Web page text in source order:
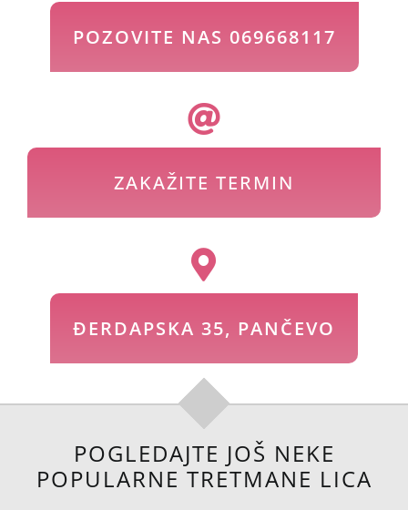
POZOVITE NAS 069668117
ZAKAŽITE TERMIN
ĐERDAPSKA 35, PANČEVO
POGLEDAJTE JOŠ NEKE
POPULARNE TRETMANE LICA